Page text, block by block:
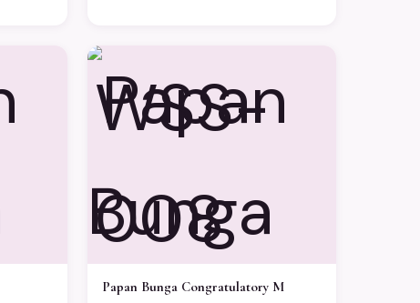
WSS-
008
Papan Bunga Congratulatory M